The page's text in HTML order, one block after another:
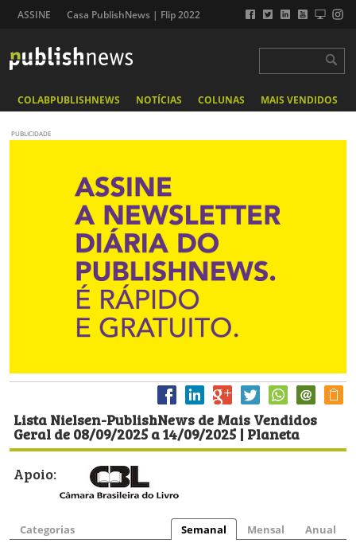
ASSINE Casa PublishNews | Flip 2022
COLABPUBLISHNEWS NOTÍCIAS COLUNAS MAIS VENDIDOS
PUBLICIDADE
Lista Nielsen-PublishNews de Mais Vendidos
Geral de 08/09/2025 a 14/09/2025 | Planeta
Apoio:
Categorias Semanal Mensal Anual